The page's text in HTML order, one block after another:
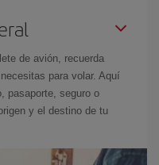
de avión, recuerda
para volar. Aquí
pasaporte, seguro o
y el destino de tu